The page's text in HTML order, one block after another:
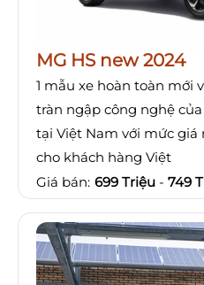
MG HS new 2024
1 mẫu xe hoàn toàn mới
tràn ngập công nghệ
tại Việt Nam với mức giá
cho khách hàng Việt
Giá bán: 699 Triệu - 749